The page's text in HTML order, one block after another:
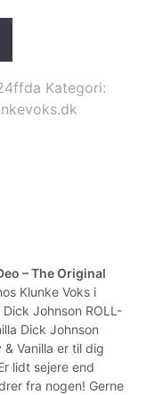
Kategori:
– The Original
Klunke Voks i
Dick Johnson ROLL-
Dick Johnson
& Vanilla er til dig
lidt sejere end
fra nogen! Gerne